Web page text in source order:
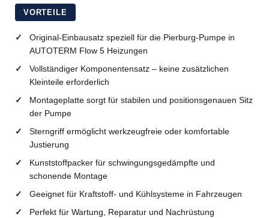
VORTEILE
Original-Einbausatz speziell für die Pierburg-Pumpe in
AUTOTERM Flow 5 Heizungen
Vollständiger Komponentensatz – keine zusätzlichen
Kleinteile erforderlich
Montageplatte sorgt für stabilen und positionsgenauen Sitz
der Pumpe
Sterngriff ermöglicht werkzeugfreie oder komfortable
Justierung
Kunststoffpacker für schwingungsgedämpfte und
schonende Montage
Geeignet für Kraftstoff- und Kühlsysteme in Fahrzeugen
Perfekt für Wartung, Reparatur und Nachrüstung